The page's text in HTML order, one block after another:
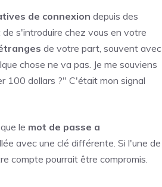
de connexion depuis des
de s'introduire chez vous en votre
de votre part, souvent avec
chose ne va pas. Je me souviens
100 dollars ?" C'était mon signal
le mot de passe a
avec une clé différente. Si l'une de
compte pourrait être compromis.